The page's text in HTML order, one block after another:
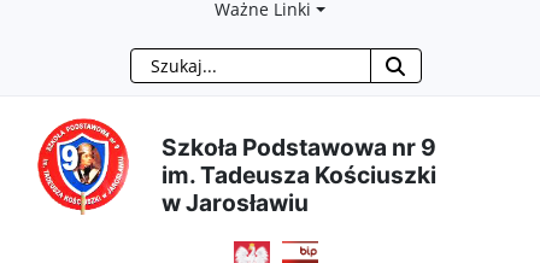
treści
głównej
menu
nawigacyjnego
wyszukiwarki
mapy
strony
Ważne Linki
Szukaj
Szkoła Podstawowa nr 9
im. Tadeusza Kościuszki
w Jarosławiu